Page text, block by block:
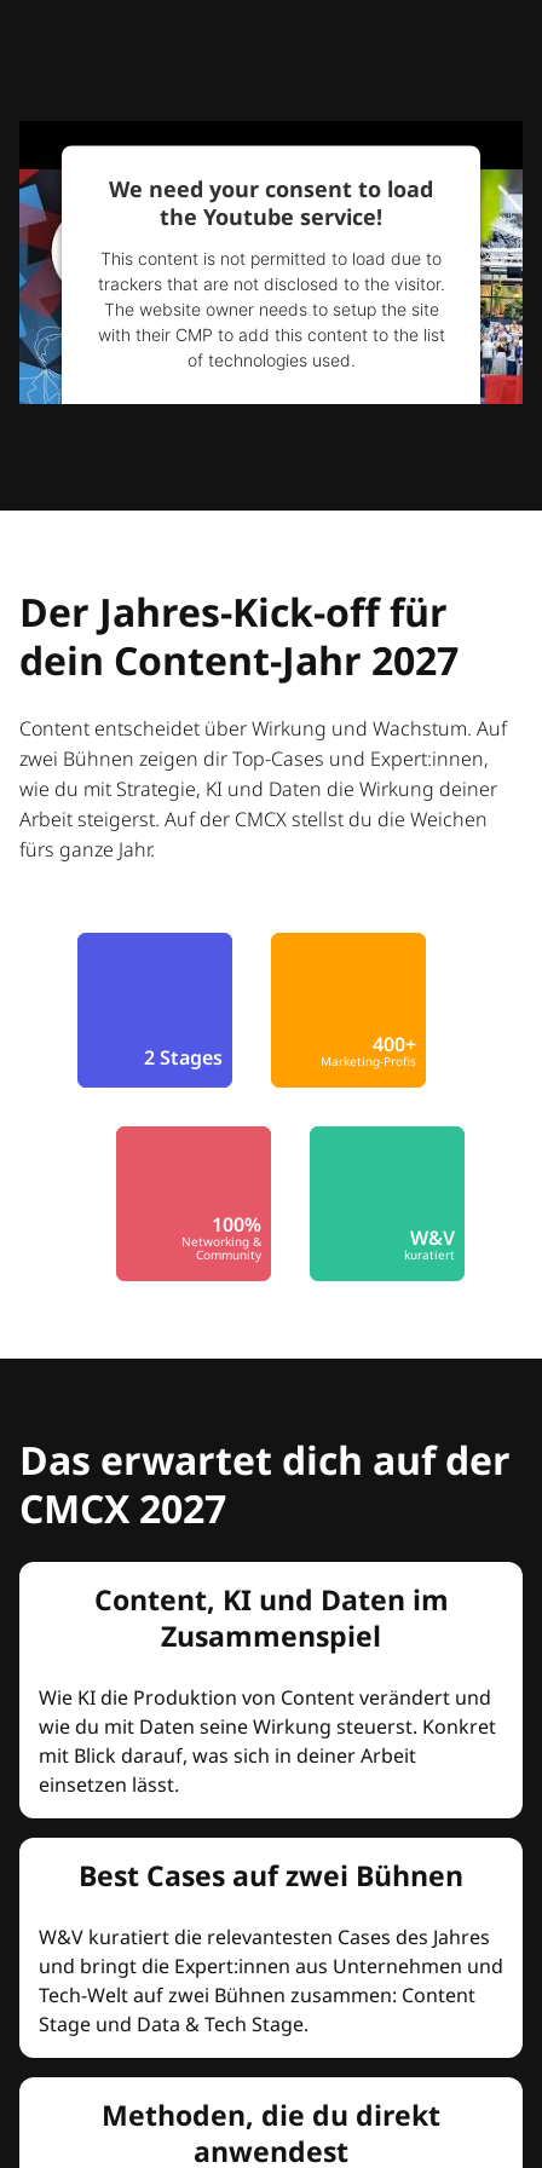
We need your consent to load
the Youtube service!
This content is not permitted to load due to
trackers that are not disclosed to the visitor.
The website owner needs to setup the site
with their CMP to add this content to the list
of technologies used.
Powered byUsercentrics Consent
Der Jahres-Kick-off für
dein Content-Jahr 2027
Content entscheidet über Wirkung und Wachstum. Auf
zwei Bühnen zeigen dir Top-Cases und Expert:innen,
wie du mit Strategie, KI und Daten die Wirkung deiner
Arbeit steigerst. Auf der CMCX stellst du die Weichen
fürs ganze Jahr.
2 Stages 400+
Marketing-Profis
100%
Networking &
Community
W&V
kuratiert
Das erwartet dich auf der
CMCX 2027
Content, KI und Daten im
Zusammenspiel
Wie KI die Produktion von Content verändert und
wie du mit Daten seine Wirkung steuerst. Konkret
mit Blick darauf, was sich in deiner Arbeit
einsetzen lässt.
Best Cases auf zwei Bühnen
W&V kuratiert die relevantesten Cases des Jahres
und bringt die Expert:innen aus Unternehmen und
Tech-Welt auf zwei Bühnen zusammen: Content
Stage und Data & Tech Stage.
Methoden, die du direkt
anwendest